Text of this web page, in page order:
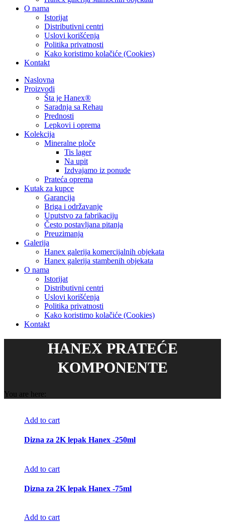
O nama
Istorijat
Distributivni centri
Uslovi korišćenja
Politika privatnosti
Kako koristimo kolačiće (Cookies)
Kontakt
Naslovna
Proizvodi
Šta je Hanex®
Saradnja sa Rehau
Prednosti
Lepkovi i oprema
Kolekcija
Mineralne ploče
Tis lager
Na upit
Izdvajamo iz ponude
Prateća oprema
Kutak za kupce
Garancija
Briga i održavanje
Uputstvo za fabrikaciju
Često postavljana pitanja
Preuzimanja
Galerija
Hanex galerija komercijalnih objekata
Hanex galerija stambenih objekata
O nama
Istorijat
Distributivni centri
Uslovi korišćenja
Politika privatnosti
Kako koristimo kolačiće (Cookies)
Kontakt
HANEX PRATEĆE
KOMPONENTE
You are here:
Add to cart
Dizna za 2K lepak Hanex -250ml
Add to cart
Dizna za 2K lepak Hanex -75ml
Add to cart